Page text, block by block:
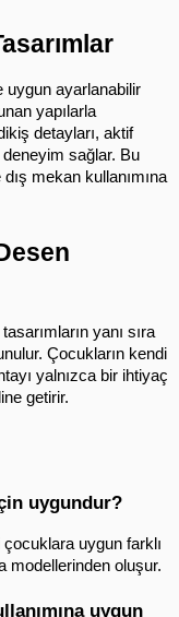
uygun ayarlanabilir
yapılarla
detayları, aktif
deneyim sağlar. Bu
mekan kullanımına
yanı sıra
Çocukların kendi
yalnızca bir ihtiyaç
getirir.
uygundur?
uygun farklı
modellerinden oluşur.
uygun